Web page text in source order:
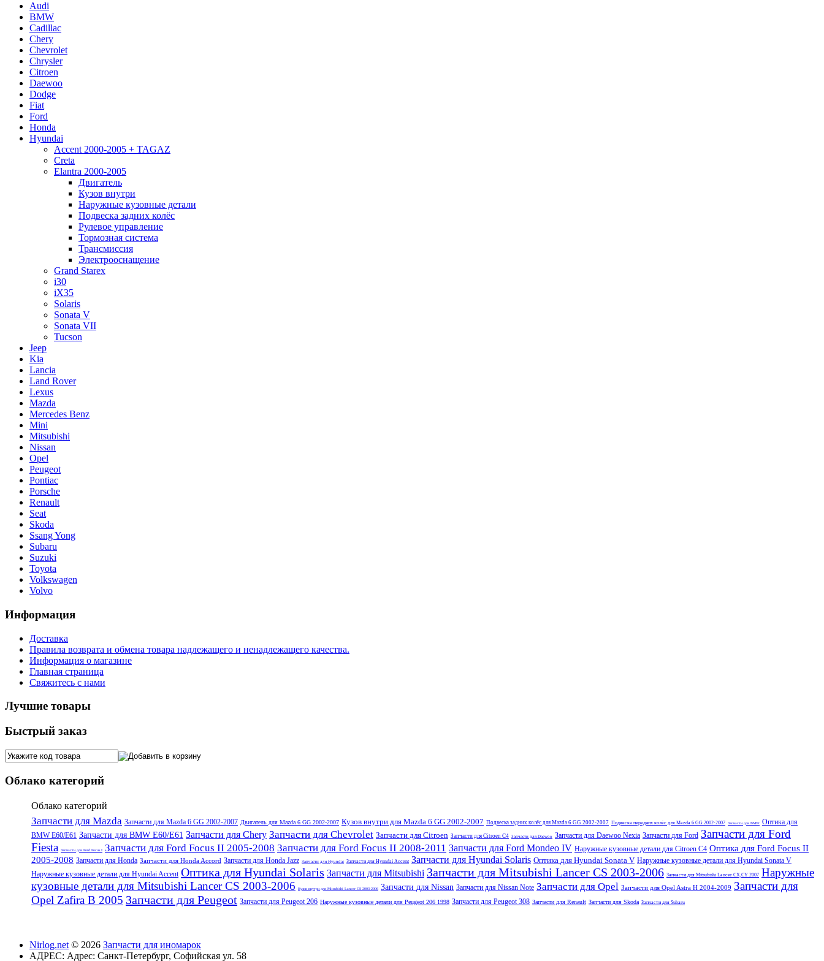
Audi
BMW
Cadillac
Chery
Chevrolet
Chrysler
Citroen
Daewoo
Dodge
Fiat
Ford
Honda
Hyundai
Accent 2000-2005 + TAGAZ
Creta
Elantra 2000-2005
Двигатель
Кузов внутри
Наружные кузовные детали
Подвеска задних колёс
Рулевое управление
Тормозная система
Трансмиссия
Электрооснащение
Grand Starex
i30
iX35
Solaris
Sonata V
Sonata VII
Tucson
Jeep
Kia
Lancia
Land Rover
Lexus
Mazda
Mercedes Benz
Mini
Mitsubishi
Nissan
Opel
Peugeot
Pontiac
Porsche
Renault
Seat
Skoda
Ssang Yong
Subaru
Suzuki
Toyota
Volkswagen
Volvo
Информация
Доставка
Правила возврата и обмена товара надлежащего и ненадлежащего качества.
Информация о магазине
Главная страница
Свяжитесь с нами
Лучшие товары
Быстрый заказ
Облако категорий
Облако категорий
Запчасти для Mazda Запчасти для Mazda 6 GG 2002-2007 Двигатель для Mazda 6 GG 2002-2007 Кузов внутри для Mazda 6 GG 2002-2007 Подвеска задних колёс для Mazda 6 GG 2002-2007 Подвеска передних колёс для Mazda 6 GG 2002-2007 Запчасти для BMW
Оптика для
BMW E60/E61 Запчасти для BMW E60/E61 Запчасти для Chery Запчасти для Chevrolet Запчасти для Citroen Запчасти для Citroen C4 Запчасти для Daewoo Запчасти для Daewoo Nexia Запчасти для Ford Запчасти для Ford
Fiesta
Запчасти для Ford Focus I Запчасти для Ford Focus II 2005-2008 Запчасти для Ford Focus II 2008-2011 Запчасти для Ford Mondeo IV Наружные кузовные детали для Citroen C4 Оптика для Ford Focus II
2005-2008 Запчасти для Honda Запчасти для Honda Accord Запчасти для Honda Jazz Запчасти для Hyundai Запчасти для Hyundai Accent Запчасти для Hyundai Solaris Оптика для Hyundai Sonata V Наружные кузовные детали для Hyundai Sonata V
Наружные кузовные детали для Hyundai Accent Оптика для Hyundai Solaris Запчасти для Mitsubishi Запчасти для Mitsubishi Lancer CS 2003-2006 Запчасти для Mitsubishi Lancer CX,CY 2007 Наружные
кузовные детали для Mitsubishi Lancer CS 2003-2006
Кузов внутри для Mitsubishi Lancer CS 2003-2006 Запчасти для Nissan Запчасти для Nissan Note Запчасти для Opel Запчасти для Opel Astra H 2004-2009 Запчасти для
Opel Zafira B 2005 Запчасти для Peugeot Запчасти для Peugeot 206 Наружные кузовные детали для Peugeot 206 1998 Запчасти для Peugeot 308 Запчасти для Renault Запчасти для Skoda Запчасти для Subaru
Nirlog.net © 2026 Запчасти для иномарок
АДРЕС: Адрес: Санкт-Петербург, Софийская ул. 58